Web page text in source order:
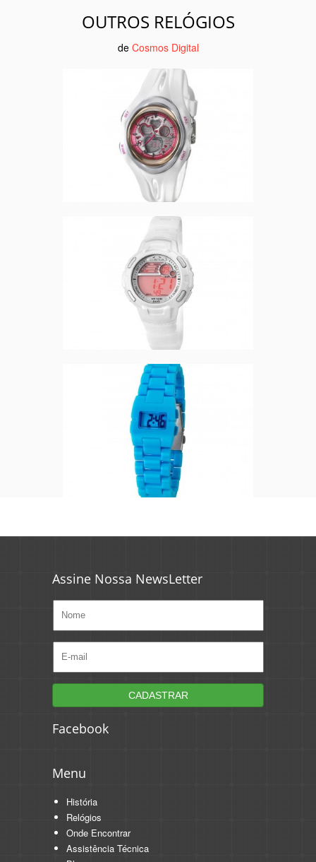
OUTROS RELÓGIOS
de Cosmos Digital
Assine Nossa NewsLetter
Facebook
Menu
História
Relógios
Onde Encontrar
Assistência Técnica